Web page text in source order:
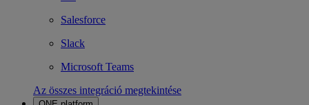
Salesforce
Slack
Microsoft Teams
Az összes integráció megtekintése